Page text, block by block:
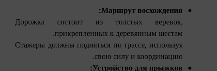
Маршрут восхождения:
Дорожка состоит из толстых веревок,
прикрепленных к деревянным шестам.
Стажеры должны подняться по трассе, используя
свою силу и координацию.
Устройство для прыжков: